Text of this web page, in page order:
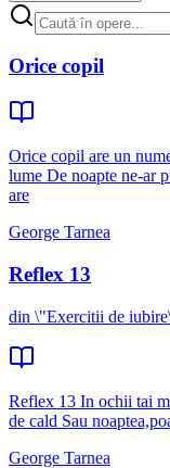
Orice copil
Orice copil are un
lume De noapte ne-ar
are
George Tarnea
Reflex 13
din \"Exercitii de
Reflex 13 In ochii tai
de cald Sau
George Tarnea